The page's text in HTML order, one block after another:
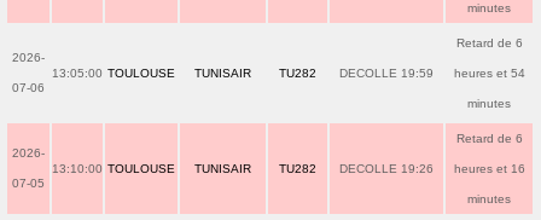
minutes
2026-
07-06
13:05:00 TOULOUSE TUNISAIR TU282 DECOLLE 19:59
Retard de 6
heures et 54
minutes
2026-
07-05
13:10:00 TOULOUSE TUNISAIR TU282 DECOLLE 19:26
Retard de 6
heures et 16
minutes